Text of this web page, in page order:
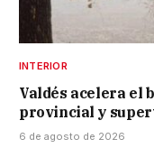
INTERIOR
Valdés acelera el
provincial y
6 de agosto de 2026